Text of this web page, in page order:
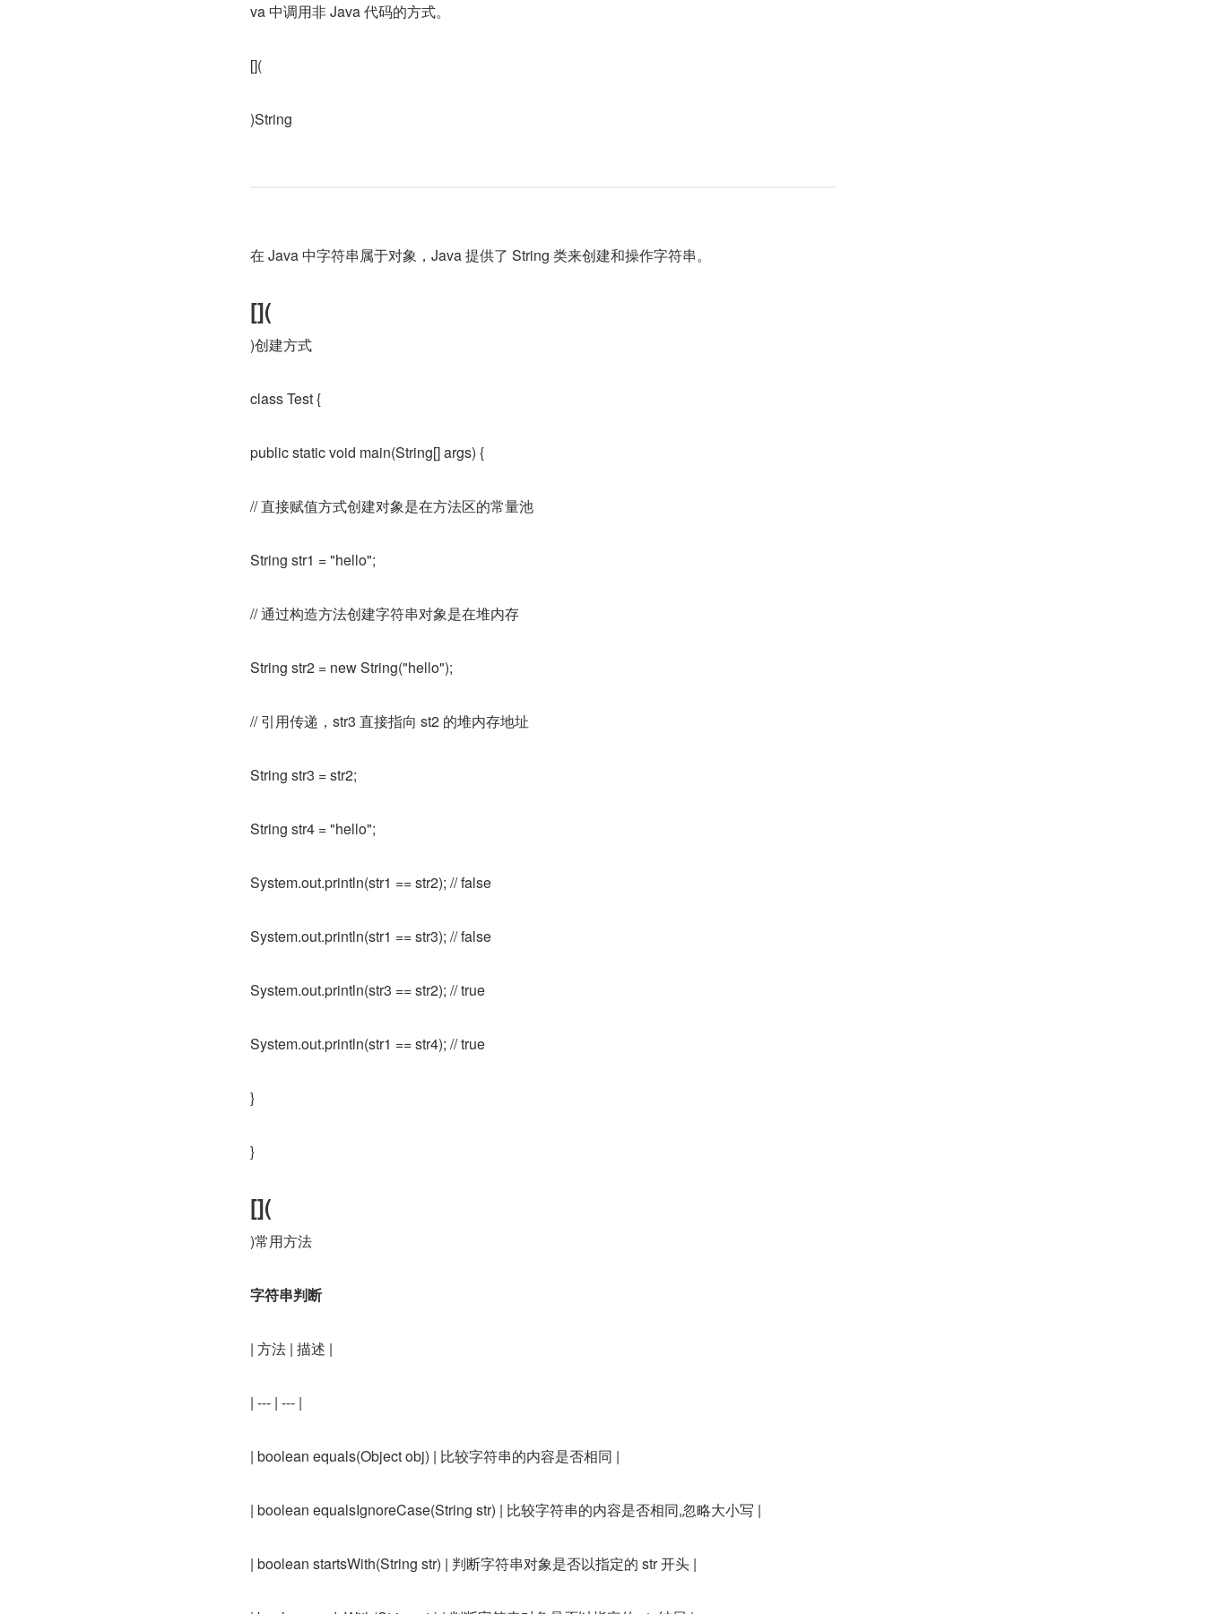
va 中调用非 Java 代码的方式。
[](
)String
在 Java 中字符串属于对象，Java 提供了 String 类来创建和操作字符串。
[](
)创建方式
class Test {
public static void main(String[] args) {
// 直接赋值方式创建对象是在方法区的常量池
String str1 = "hello";
// 通过构造方法创建字符串对象是在堆内存
String str2 = new String("hello");
// 引用传递，str3 直接指向 st2 的堆内存地址
String str3 = str2;
String str4 = "hello";
System.out.println(str1 == str2); // false
System.out.println(str1 == str3); // false
System.out.println(str3 == str2); // true
System.out.println(str1 == str4); // true
}
}
[](
)常用方法
字符串判断
| 方法 | 描述 |
| --- | --- |
| boolean equals(Object obj) | 比较字符串的内容是否相同 |
| boolean equalsIgnoreCase(String str) | 比较字符串的内容是否相同,忽略大小写 |
| boolean startsWith(String str) | 判断字符串对象是否以指定的 str 开头 |